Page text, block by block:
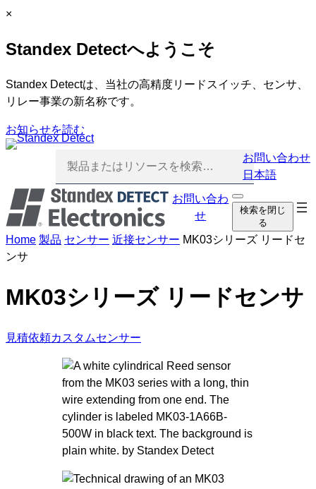
内
を
キ
ッ
C
o
e
×
Standex Detectへようこそ
Standex Detectは、当社の高精度リードスイッチ、センサ、
リレー事業の新名称です。
お知らせを読む
お問い合わせ
日本語
お問い合わ
せ
検
索
開
検索を閉じ
る
ナ
ゲ
ョ
ン
Home 製品 センサー 近接センサー MK03シリーズ リードセ
ンサ
MK03シリーズ リードセンサ
見積依頼カスタムセンサー